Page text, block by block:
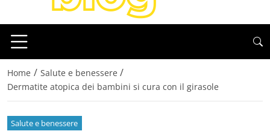
Home / Salute e benessere /
Dermatite atopica dei bambini si cura con il girasole
Salute e benessere